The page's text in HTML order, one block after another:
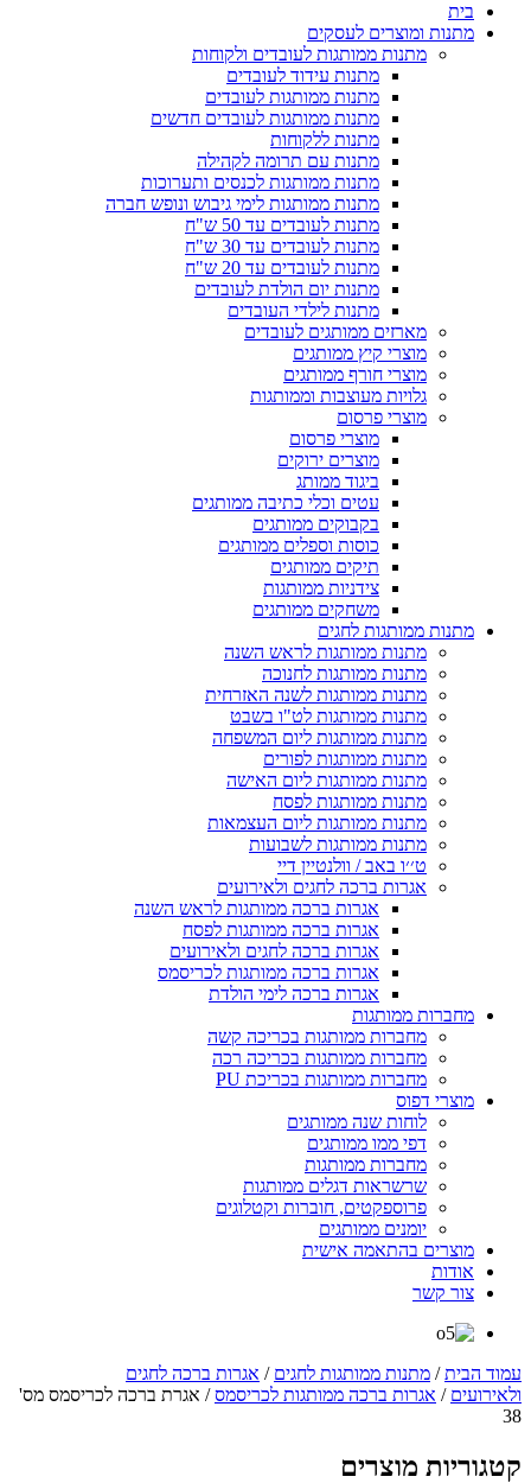
בית
מתנות ומוצרים לעסקים
מתנות ממותגות לעובדים ולקוחות
מתנות עידוד לעובדים
מתנות ממותגות לעובדים
מתנות ממותגות לעובדים חדשים
מתנות ללקוחות
מתנות עם תרומה לקהילה
מתנות ממותגות לכנסים ותערוכות
מתנות ממותגות לימי גיבוש ונופש חברה
מתנות לעובדים עד 50 ש"ח
מתנות לעובדים עד 30 ש"ח
מתנות לעובדים עד 20 ש"ח
מתנות יום הולדת לעובדים
מתנות לילדי העובדים
מארזים ממותגים לעובדים
מוצרי קיץ ממותגים
מוצרי חורף ממותגים
גלויות מעוצבות וממותגות
מוצרי פרסום
מוצרי פרסום
מוצרים ירוקים
ביגוד ממותג
עטים וכלי כתיבה ממותגים
בקבוקים ממותגים
כוסות וספלים ממותגים
תיקים ממותגים
צידניות ממותגות
משחקים ממותגים
מתנות ממותגות לחגים
מתנות ממותגות לראש השנה
מתנות ממותגות לחנוכה
מתנות ממותגות לשנה האזרחית
מתנות ממותגות לט"ו בשבט
מתנות ממותגות ליום המשפחה
מתנות ממותגות לפורים
מתנות ממותגות ליום האישה
מתנות ממותגות לפסח
מתנות ממותגות ליום העצמאות
מתנות ממותגות לשבועות
ט׳׳ו באב / וולנטיין דיי
אגרות ברכה לחגים ולאירועים
אגרות ברכה ממותגות לראש השנה
אגרות ברכה ממותגות לפסח
אגרות ברכה לחגים ולאירועים
אגרות ברכה ממותגות לכריסמס
אגרות ברכה לימי הולדת
מחברות ממותגות
מחברות ממותגות בכריכה קשה
מחברות ממותגות בכריכה רכה
מחברות ממותגות בכריכת PU
מוצרי דפוס
לוחות שנה ממותגים
דפי ממו ממותגים
מחברות ממותגות
שרשראות דגלים ממותגות
פרוספקטים, חוברות וקטלוגים
יומנים ממותגים
מוצרים בהתאמה אישית
אודות
צור קשר
עמוד הבית/ מתנות ממותגות לחגים / אגרות ברכה לחגים
ולאירועים / אגרות ברכה ממותגות לכריסמס/ אגרת ברכה לכריסמס מס'
38
קטגוריות מוצרים